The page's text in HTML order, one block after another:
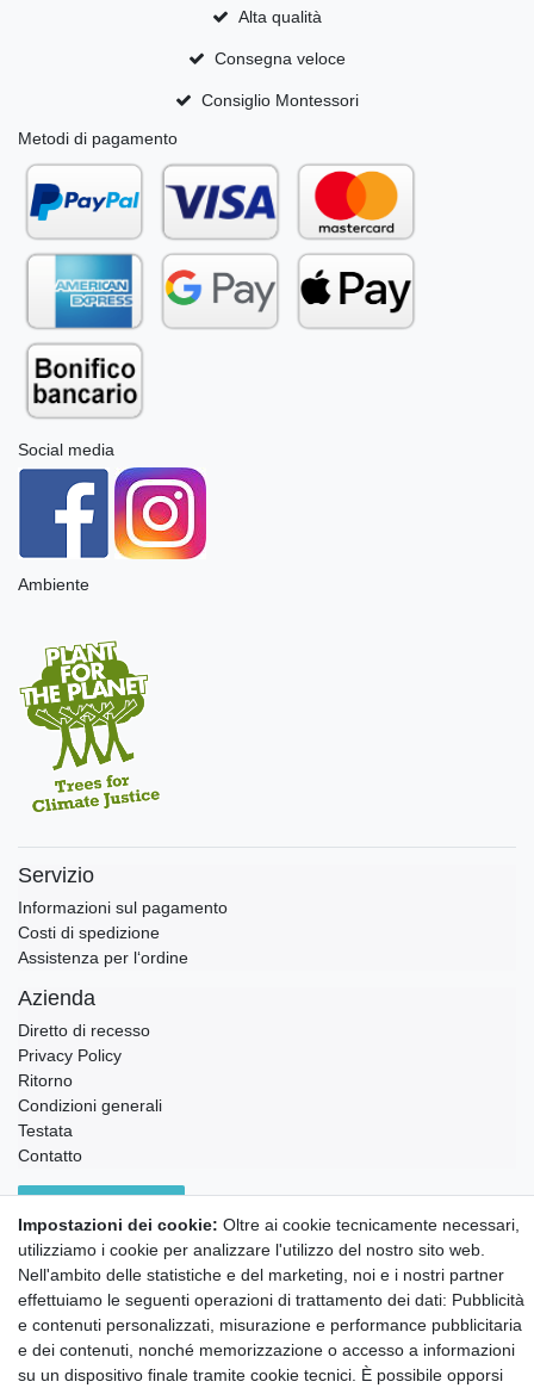
Alta qualità
Consegna veloce
Consiglio Montessori
Metodi di pagamento
Social media
Ambiente
Servizio
Informazioni sul pagamento
Costi di spedizione
Assistenza per l‘ordine
Azienda
Diretto di recesso
Privacy Policy
Ritorno
Condizioni generali
Testata
Contatto
Notizie sui materiali Montessori e sull'educazione
Montessori.
Informazioni settimanali gratuite
Confermo di aver preso visione della:policy. Il mio accordo può essere revocato
in qualsiasi momento.
Impostazioni dei cookie: Oltre ai cookie tecnicamente necessari,
utilizziamo i cookie per analizzare l'utilizzo del nostro sito web.
Nell'ambito delle statistiche e del marketing, noi e i nostri partner
effettuiamo le seguenti operazioni di trattamento dei dati: Pubblicità
e contenuti personalizzati, misurazione e performance pubblicitaria
e dei contenuti, nonché memorizzazione o accesso a informazioni
su un dispositivo finale tramite cookie tecnici. È possibile opporsi